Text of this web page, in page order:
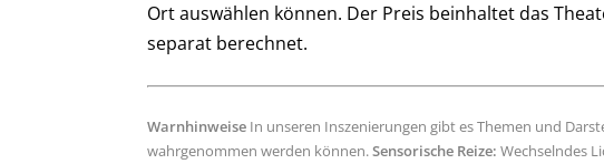
Ort auswählen können. Der Preis beinhaltet das
separat berechnet.
Warnhinweise In unseren Inszenierungen gibt es Themen und
wahrgenommen werden können.Sensorische Reize: Wechselndes